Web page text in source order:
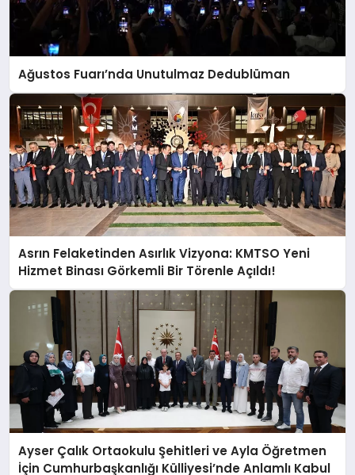
Ağustos Fuarı’nda Unutulmaz Dedublüman
Asrın Felaketinden Asırlık Vizyona: KMTSO Yeni
Hizmet Binası Görkemli Bir Törenle Açıldı!
Ayser Çalık Ortaokulu Şehitleri ve Ayla Öğretmen
İçin Cumhurbaşkanlığı Külliyesi’nde Anlamlı Kabul